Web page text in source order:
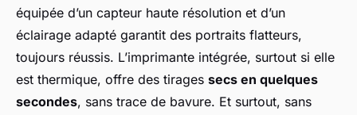
équipée d’un capteur haute résolution et d’un
éclairage adapté garantit des portraits flatteurs,
toujours réussis. L’imprimante intégrée, surtout si elle
est thermique, offre des tirages secs en quelques
secondes, sans trace de bavure. Et surtout, sans